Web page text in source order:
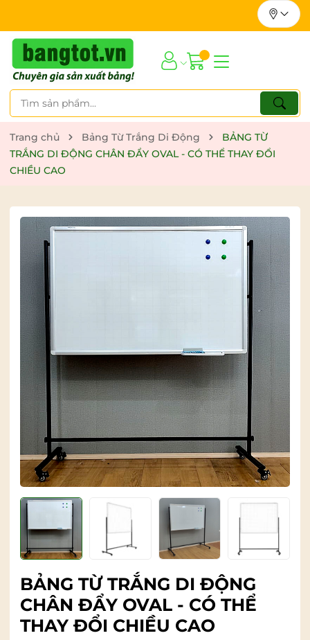
Trang chủ Bảng Từ Trắng Di Động
BẢNG TỪ
TRẮNG DI ĐỘNG CHÂN ĐẨY OVAL - CÓ THỂ THAY ĐỔI
CHIỀU CAO
BẢNG TỪ TRẮNG DI ĐỘNG
CHÂN ĐẨY OVAL - CÓ THỂ
THAY ĐỔI CHIỀU CAO